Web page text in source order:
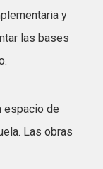
y
las bases
espacio de
Las obras